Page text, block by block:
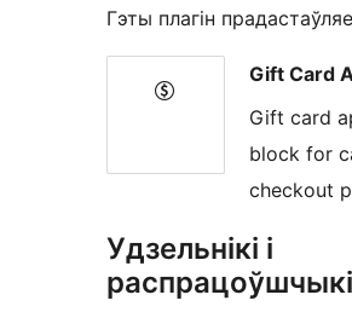
Гэты плагін
Gift Card
Gift card
block for
checkout
Удзельнікі і
распрацоўшчыкі